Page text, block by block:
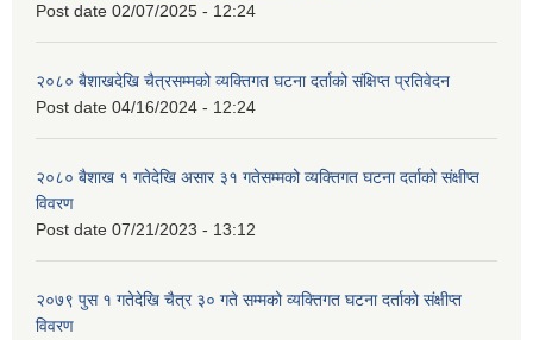
Post date 02/07/2025 - 12:24
२०८० बैशाखदेखि चैत्रसम्मको व्यक्तिगत घटना दर्ताको संक्षिप्त प्रतिवेदन
Post date 04/16/2024 - 12:24
२०८० बैशाख १ गतेदेखि असार ३१ गतेसम्मको व्यक्तिगत घटना दर्ताको संक्षीप्त
विवरण
Post date 07/21/2023 - 13:12
२०७९ पुस १ गतेदेखि चैत्र ३० गते सम्मको व्यक्तिगत घटना दर्ताको संक्षीप्त
विवरण